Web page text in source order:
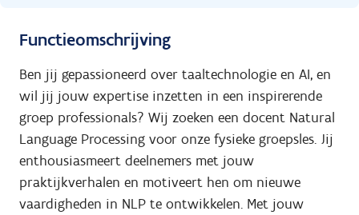
Functieomschrijving
Ben jij gepassioneerd over taaltechnologie en AI, en
wil jij jouw expertise inzetten in een inspirerende
groep professionals? Wij zoeken een docent Natural
Language Processing voor onze fysieke groepsles. Jij
enthousiasmeert deelnemers met jouw
praktijkverhalen en motiveert hen om nieuwe
vaardigheden in NLP te ontwikkelen. Met jouw